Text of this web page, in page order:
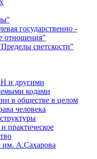
государственно -
отношения"
светскости"
и другими
кодами
в обществе в целом
человека
практическое
им. А.Сахарова